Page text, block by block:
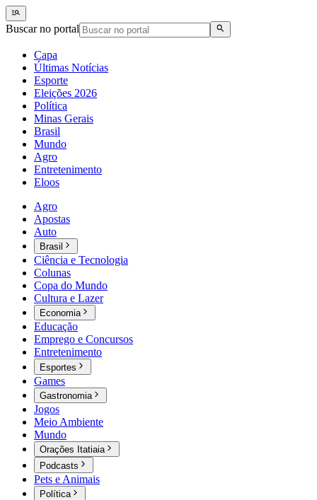
Buscar no portal
Capa
Últimas Notícias
Esporte
Eleições 2026
Política
Minas Gerais
Brasil
Mundo
Agro
Entretenimento
Eloos
Agro
Apostas
Auto
Brasil
Ciência e Tecnologia
Colunas
Copa do Mundo
Cultura e Lazer
Economia
Educação
Emprego e Concursos
Entretenimento
Esportes
Games
Gastronomia
Jogos
Meio Ambiente
Mundo
Orações Itatiaia
Podcasts
Pets e Animais
Política